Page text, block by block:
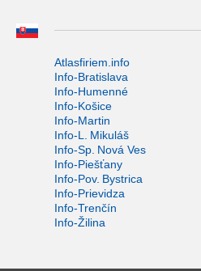
Atlasfiriem.info
Info-Bratislava
Info-Humenné
Info-Košice
Info-Martin
Info-L. Mikuláš
Info-Sp. Nová Ves
Info-Piešťany
Info-Pov. Bystrica
Info-Prievidza
Info-Trenčín
Info-Žilina